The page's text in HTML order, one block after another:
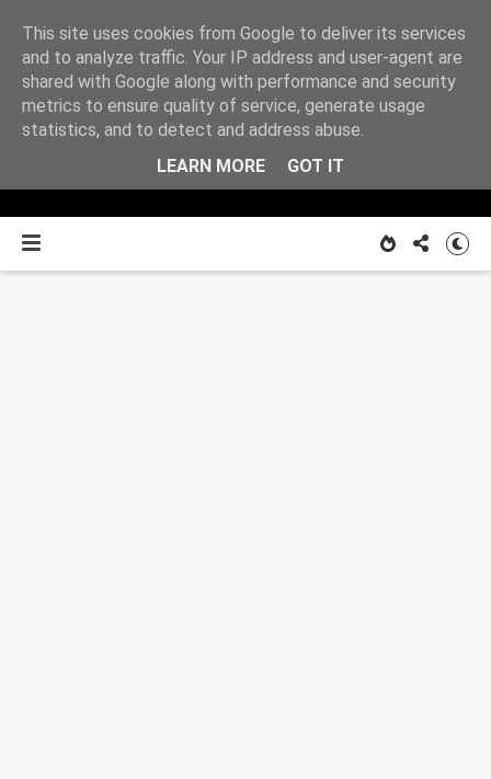
Z
notatnika
O MNIE
This site uses cookies from Google to deliver its services
and to analyze traffic. Your IP address and user-agent are
shared with Google along with performance and security
metrics to ensure quality of service, generate usage
statistics, and to detect and address abuse.
LEARN MORE
GOT IT